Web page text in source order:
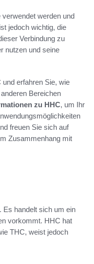
werden und
jedoch wichtig, die
Verbindung zu
nutzen und seine
und erfahren Sie, wie
Bereichen
zu HHC, um Ihr
freuen Sie sich auf
Zusammenhang mit
Es handelt sich um ein
vorkommt. HHC hat
THC, weist jedoch